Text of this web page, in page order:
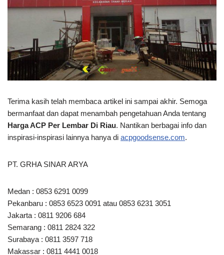
Terima kasih telah membaca artikel ini sampai akhir. Semoga
bermanfaat dan dapat menambah pengetahuan Anda tentang
Harga ACP Per Lembar Di Riau. Nantikan berbagai info dan
inspirasi-inspirasi lainnya hanya di acpgoodsense.com.
PT. GRHA SINAR ARYA
Medan : 0853 6291 0099
Pekanbaru : 0853 6523 0091 atau 0853 6231 3051
Jakarta : 0811 9206 684
Semarang : 0811 2824 322
Surabaya : 0811 3597 718
Makassar : 0811 4441 0018